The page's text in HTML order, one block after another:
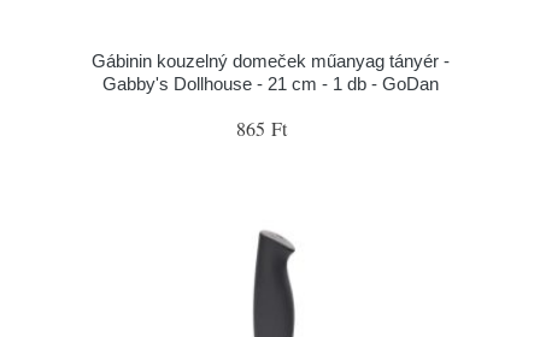
Gábinin kouzelný domeček műanyag tányér -
Gabby's Dollhouse - 21 cm - 1 db - GoDan
865 Ft